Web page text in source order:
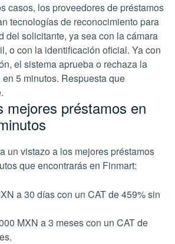
casos, los proveedores de préstamos
tecnologías de reconocimiento para
del solicitante, ya sea con la cámara
o con la identificación oficial. Ya con
el sistema aprueba o rechaza la
5 minutos. Respuesta que
mejores préstamos en
un vistazo a los mejores préstamos
que encontrarás en Finmart:
a 30 días con un CAT de 459% sin
MXN a 3 meses con un CAT de